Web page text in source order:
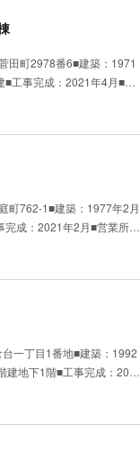
田町2978番6■建築：1971
■工事完成：2021年4月■…
町762-1■建築：1977年2月
完成：2021年2月■営業所…
一丁目1番地■建築：1992
建地下1階■工事完成：20…